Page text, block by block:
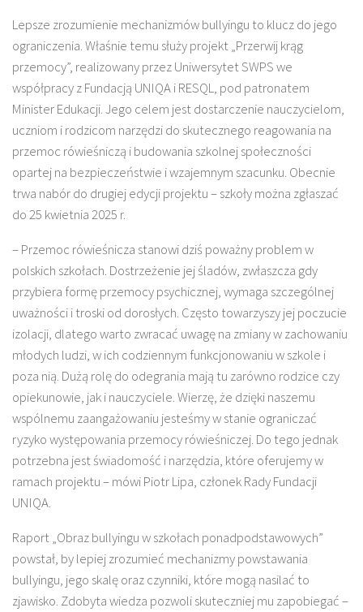
Lepsze zrozumienie mechanizmów bullyingu to klucz do jego
ograniczenia. Właśnie temu służy projekt „Przerwij krąg
przemocy”, realizowany przez Uniwersytet SWPS we
współpracy z Fundacją UNIQA i RESQL, pod patronatem
Minister Edukacji. Jego celem jest dostarczenie nauczycielom,
uczniom i rodzicom narzędzi do skutecznego reagowania na
przemoc rówieśniczą i budowania szkolnej społeczności
opartej na bezpieczeństwie i wzajemnym szacunku. Obecnie
trwa nabór do drugiej edycji projektu – szkoły można zgłaszać
do 25 kwietnia 2025 r.
– Przemoc rówieśnicza stanowi dziś poważny problem w
polskich szkołach. Dostrzeżenie jej śladów, zwłaszcza gdy
przybiera formę przemocy psychicznej, wymaga szczególnej
uważności i troski od dorosłych. Często towarzyszy jej poczucie
izolacji, dlatego warto zwracać uwagę na zmiany w zachowaniu
młodych ludzi, w ich codziennym funkcjonowaniu w szkole i
poza nią. Dużą rolę do odegrania mają tu zarówno rodzice czy
opiekunowie, jak i nauczyciele. Wierzę, że dzięki naszemu
wspólnemu zaangażowaniu jesteśmy w stanie ograniczać
ryzyko występowania przemocy rówieśniczej. Do tego jednak
potrzebna jest świadomość i narzędzia, które oferujemy w
ramach projektu – mówi Piotr Lipa, członek Rady Fundacji
UNIQA.
Raport „Obraz bullyingu w szkołach ponadpodstawowych”
powstał, by lepiej zrozumieć mechanizmy powstawania
bullyingu, jego skalę oraz czynniki, które mogą nasilać to
zjawisko. Zdobyta wiedza pozwoli skuteczniej mu zapobiegać –